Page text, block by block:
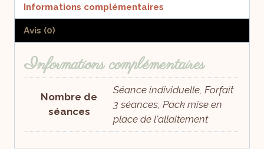
Informations complémentaires
Avis (0)
Informations complémentaires
Nombre de
séances
Séance individuelle, Forfait
3 séances, Pack mise en
place de l'allaitement